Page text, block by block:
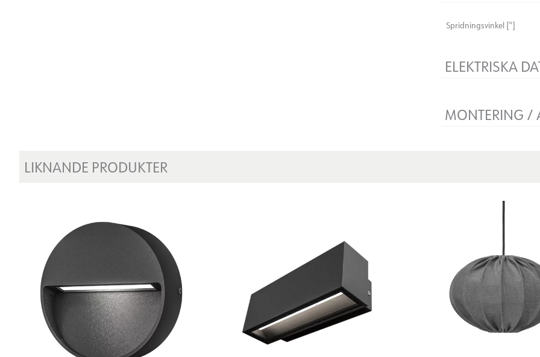
Spridningsvinkel [°]
ELEKTRISKA
Spänning [V]
Isoleringsklass
MONTERING /
LIKNANDE PRODUKTER